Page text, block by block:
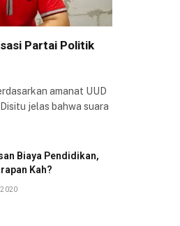
Partai Politik
amanat UUD
jelas bahwa suara
Biaya Pendidikan,
Kah?
2020